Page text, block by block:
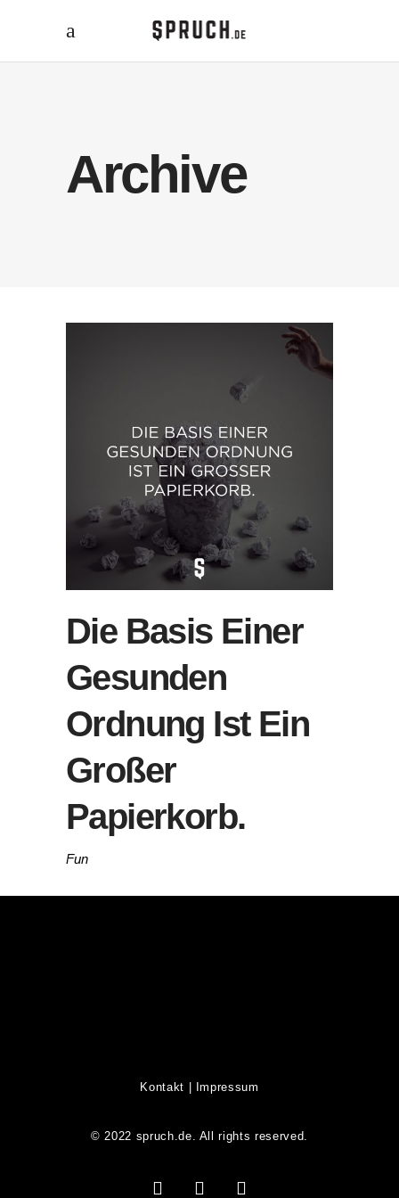
Archive
Die Basis Einer
Gesunden
Ordnung Ist Ein
Großer
Papierkorb.
Fun
Kontakt Impressum
© 2022 spruch.de. All rights reserved.